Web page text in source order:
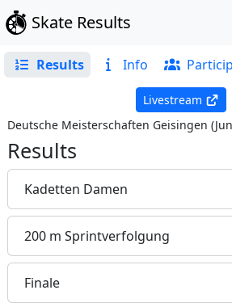
Skate Results
Results Info
Livestream
Deutsche Meisterschaften Geisingen (
Results
Kadetten Damen
200 m Sprintverfolgung
Finale